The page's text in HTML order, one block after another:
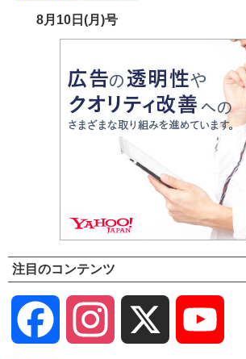
8月10日(月)号
注目のコンテンツ
Facebook Instagram